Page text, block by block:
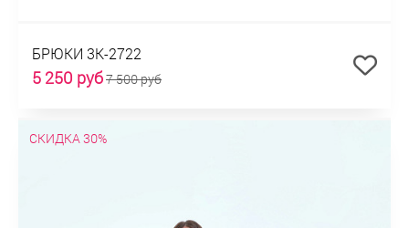
БРЮКИ 3К-2722
5 250 руб7 500 руб
СКИДКА 30%